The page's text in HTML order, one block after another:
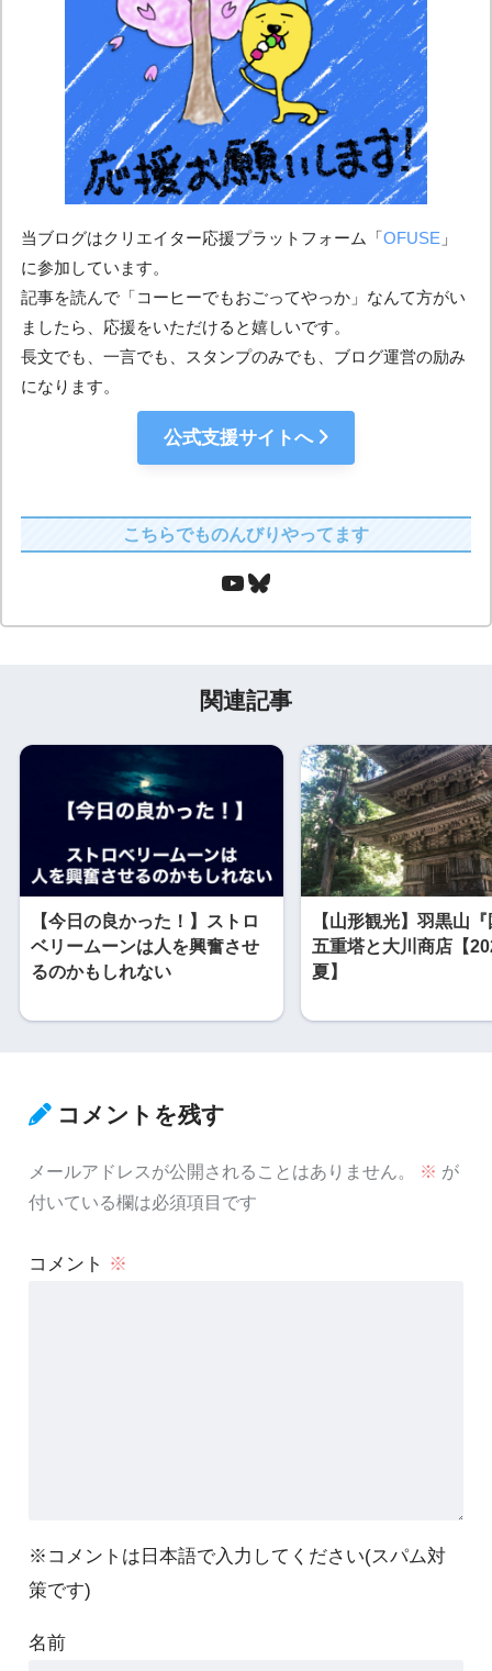
当ブログはクリエイター応援プラットフォーム「OFUSE 」
に参加しています。
記事を読んで「コーヒーでもおごってやっか」なんて方がい
ましたら、応援をいただけると嬉しいです。
長文でも、一言でも、スタンプのみでも、ブログ運営の励み
になります。
公式支援サイトへ
こちらでものんびりやってます
関連記事
【今日の良かった！】ストロ
ベリームーンは人を興奮させ
るのかもしれない
【山形観光】羽黒山
五重塔と大川商店【
夏】
コメントを残す
メールアドレスが公開されることはありません。 ※ が
付いている欄は必須項目です
コメント ※
※コメントは日本語で入力してください(スパム対
策です)
名前